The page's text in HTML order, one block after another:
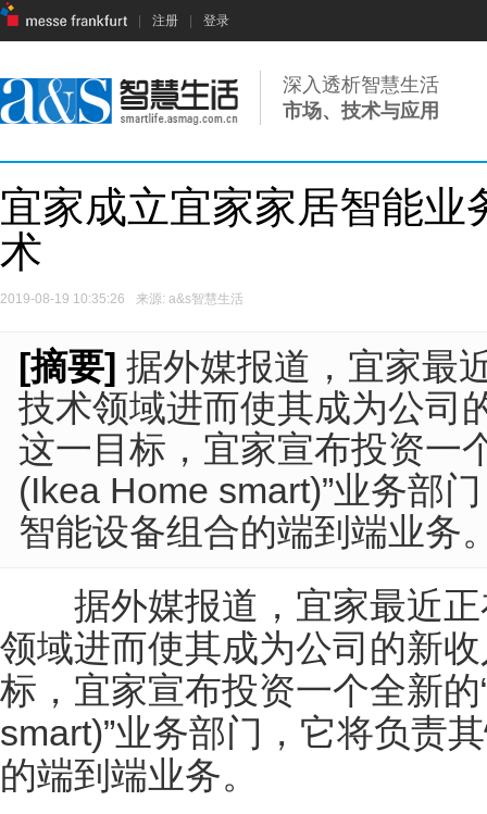
注册 登录
深入透析智慧生活
市场、技术与应用
宜家成立宜家家居智能业
术
2019-08-19 10:35:26 来源: a&s智慧生活
[摘要] 据外媒报道，宜家最
技术领域进而使其成为公司
这一目标，宜家宣布投资一
(Ikea Home smart)”业务部
智能设备组合的端到端业务
据外媒报道，宜家最近正
领域进而使其成为公司的新
标，宜家宣布投资一个全新
smart)”业务部门，它将负责
的端到端业务。